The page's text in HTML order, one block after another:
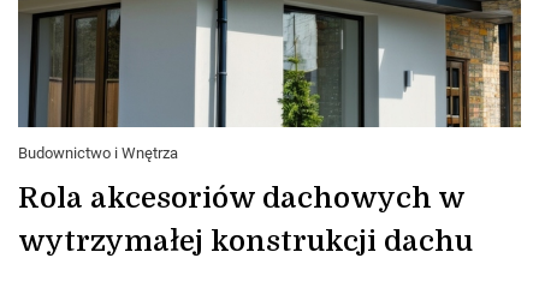
Budownictwo i Wnętrza
Rola akcesoriów dachowych w
wytrzymałej konstrukcji dachu